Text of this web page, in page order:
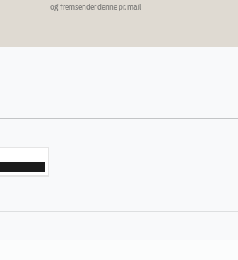
og fremsender denne pr. mail